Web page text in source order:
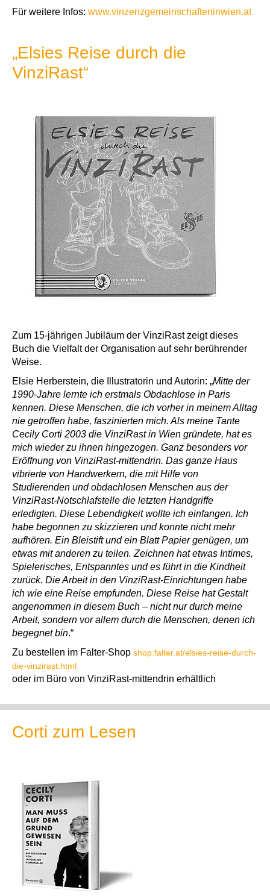
Für weitere Infos: www.vinzenzgemeinschafteninwien.at
„Elsies Reise durch die
VinziRast“
Zum 15-jährigen Jubiläum der VinziRast zeigt dieses
Buch die Vielfalt der Organisation auf sehr berührender
Weise.
Elsie Herberstein, die Illustratorin und Autorin: „Mitte der
1990-Jahre lernte ich erstmals Obdachlose in Paris
kennen. Diese Menschen, die ich vorher in meinem Alltag
nie getroffen habe, faszinierten mich. Als meine Tante
Cecily Corti 2003 die VinziRast in Wien gründete, hat es
mich wieder zu ihnen hingezogen. Ganz besonders vor
Eröffnung von VinziRast-mittendrin. Das ganze Haus
vibrierte von Handwerkern, die mit Hilfe von
Studierenden und obdachlosen Menschen aus der
VinziRast-Notschlafstelle die letzten Handgriffe
erledigten. Diese Lebendigkeit wollte ich einfangen. Ich
habe begonnen zu skizzieren und konnte nicht mehr
aufhören. Ein Bleistift und ein Blatt Papier genügen, um
etwas mit anderen zu teilen. Zeichnen hat etwas Intimes,
Spielerisches, Entspanntes und es führt in die Kindheit
zurück. Die Arbeit in den VinziRast-Einrichtungen habe
ich wie eine Reise empfunden. Diese Reise hat Gestalt
angenommen in diesem Buch – nicht nur durch meine
Arbeit, sondern vor allem durch die Menschen, denen ich
begegnet bin.“
Zu bestellen im Falter-Shop shop.falter.at/elsies-reise-durch-
die-vinzirast.html
oder im Büro von VinziRast-mittendrin erhältlich
Corti zum Lesen